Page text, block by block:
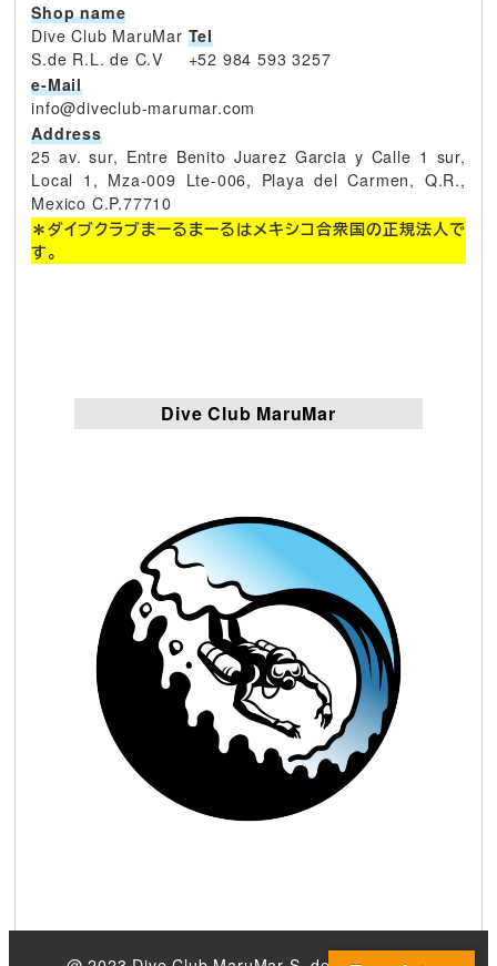
Shop name
Dive Club MaruMar
S.de R.L. de C.V
Tel
+52 984 593 3257
e-Mail
info@diveclub-marumar.com
Address
25 av. sur, Entre Benito Juarez Garcia y Calle 1 sur,
Local 1, Mza-009 Lte-006, Playa del Carmen, Q.R.,
Mexico C.P.77710
＊ダイブクラブまーるまーるはメキシコ合衆国の正規法人で
す。
Dive Club MaruMar